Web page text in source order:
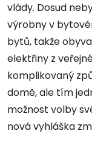
vlády. Dosud
výrobny v
bytů, takže
elektřiny z
komplikovaný
domě, ale tím
možnost volby
nová vyhláška